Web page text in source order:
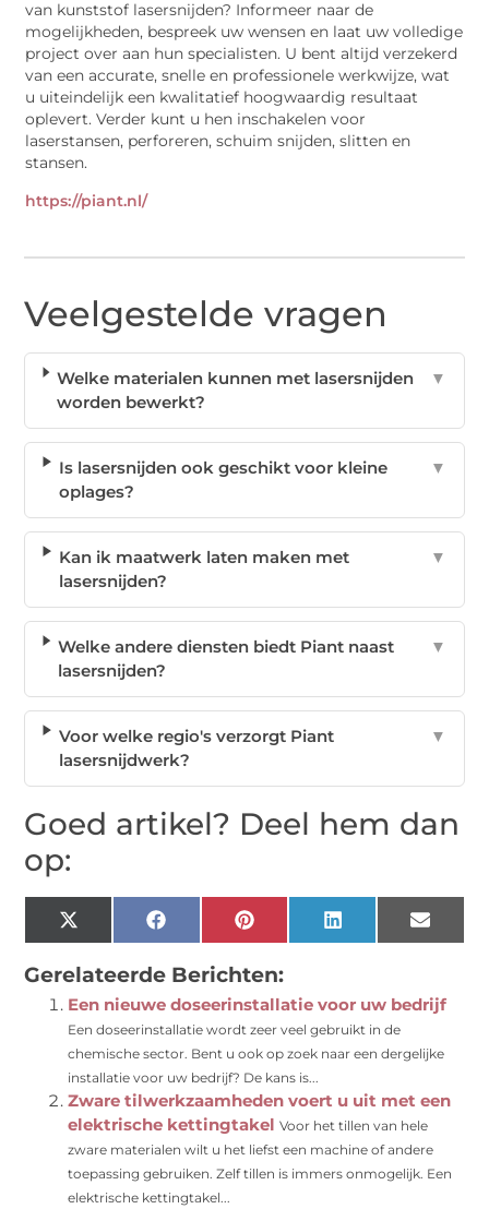
van kunststof lasersnijden? Informeer naar de
mogelijkheden, bespreek uw wensen en laat uw volledige
project over aan hun specialisten. U bent altijd verzekerd
van een accurate, snelle en professionele werkwijze, wat
u uiteindelijk een kwalitatief hoogwaardig resultaat
oplevert. Verder kunt u hen inschakelen voor
laserstansen, perforeren, schuim snijden, slitten en
stansen.
https://piant.nl/
Veelgestelde vragen
Welke materialen kunnen met lasersnijden
worden bewerkt?
▼
Is lasersnijden ook geschikt voor kleine
oplages?
▼
Kan ik maatwerk laten maken met
lasersnijden?
▼
Welke andere diensten biedt Piant naast
lasersnijden?
▼
Voor welke regio's verzorgt Piant
lasersnijdwerk?
▼
Goed artikel? Deel hem dan
op:
X
(Twitter)
Facebook Pinterest LinkedIn Email
Gerelateerde Berichten:
Een nieuwe doseerinstallatie voor uw bedrijf
Een doseerinstallatie wordt zeer veel gebruikt in de
chemische sector. Bent u ook op zoek naar een dergelijke
installatie voor uw bedrijf? De kans is...
Zware tilwerkzaamheden voert u uit met een
elektrische kettingtakel Voor het tillen van hele
zware materialen wilt u het liefst een machine of andere
toepassing gebruiken. Zelf tillen is immers onmogelijk. Een
elektrische kettingtakel...